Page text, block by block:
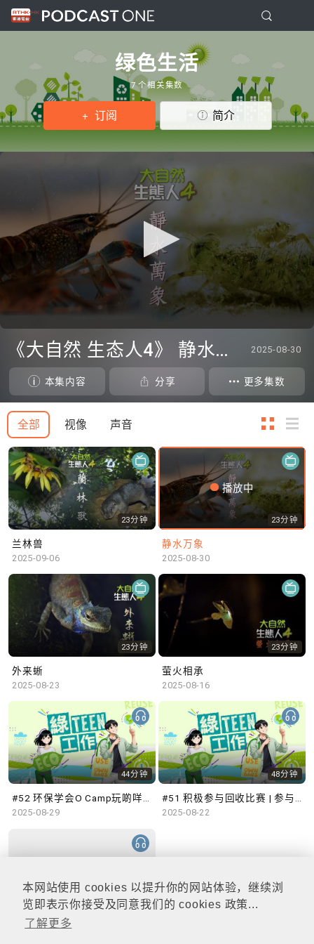
本网站使用 cookies 以提升你的网站体验，继续浏
览即表示你接受及同意我们的 cookies 政策...
了解更多
绿色生活
7 个相关集数
订阅 简介
seconds
seconds
《大自然 生态人4》 静水万象 2025-08-30
本集内容 分享 更多集数
全部 视像 声音
23分钟
兰林兽
2025-09-06
播放中
23分钟
静水万象
2025-08-30
23分钟
外来蜥
2025-08-23
23分钟
萤火相承
2025-08-16
44分钟
#52 环保学会O Camp玩啲咩？ | 参与学生: Sammi、Cardi、Charles (香港科技大学 环境管理及科技学生联会)
2025-08-29
48分钟
#51 积极参与回收比赛 | 参与学生: 巫巫、Vincy、Thomas (乐善堂顾超文中学) (「SGREEN 校际回收比赛」最积极参与学校奖 中学组银奖得主)
2025-08-22
47分钟